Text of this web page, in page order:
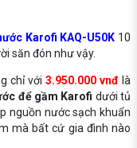
Karofi KAQ-U50K 10
săn đón như vậy.
chỉ với3.950.000 vnđ là
để gầm Karofi dưới tủ
nguồn nước sạch khuẩn
mà bất cứ gia đình nào